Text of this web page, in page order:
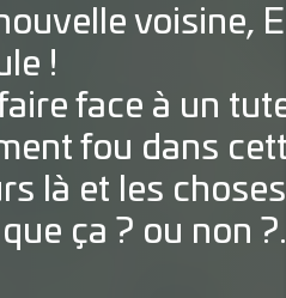
voisine,
!
face à un
fou dans
là et les
ça ? ou non